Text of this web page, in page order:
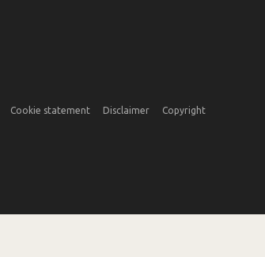
Cookie statement Disclaimer Copyright